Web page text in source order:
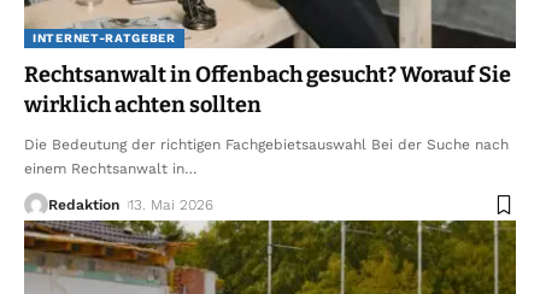
INTERNET-RATGEBER
Rechtsanwalt in Offenbach gesucht? Worauf Sie
wirklich achten sollten
Die Bedeutung der richtigen Fachgebietsauswahl Bei der Suche nach
einem Rechtsanwalt in…
Redaktion 13. Mai 2026